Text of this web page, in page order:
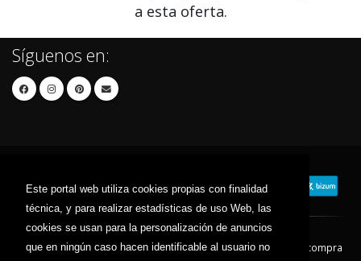
Este portal web utiliza cookies propias con finalidad
técnica, y para realizar estadísticas de uso Web, las
cookies se usan para la personalización de anuncios
que en ningún caso hacen identificable al usuario no
a esta oferta.
Síguenos en:
Contacto Aviso Legal
Condiciones de compra